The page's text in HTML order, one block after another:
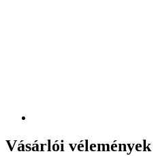
Vásárlói vélemények